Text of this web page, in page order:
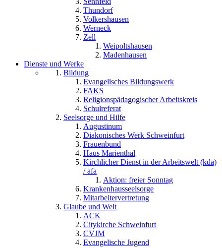
Thundorf
Volkershausen
Werneck
Zell
Weipoltshausen
Madenhausen
Dienste und Werke
Bildung
Evangelisches Bildungswerk
FAKS
Religionspädagogischer Arbeitskreis
Schulreferat
Seelsorge und Hilfe
Augustinum
Diakonisches Werk Schweinfurt
Frauenbund
Haus Marienthal
Kirchlicher Dienst in der Arbeitswelt (kda)
/ afa
Aktion: freier Sonntag
Krankenhausseelsorge
Mitarbeitervertretung
Glaube und Welt
ACK
Citykirche Schweinfurt
CVJM
Evangelische Jugend